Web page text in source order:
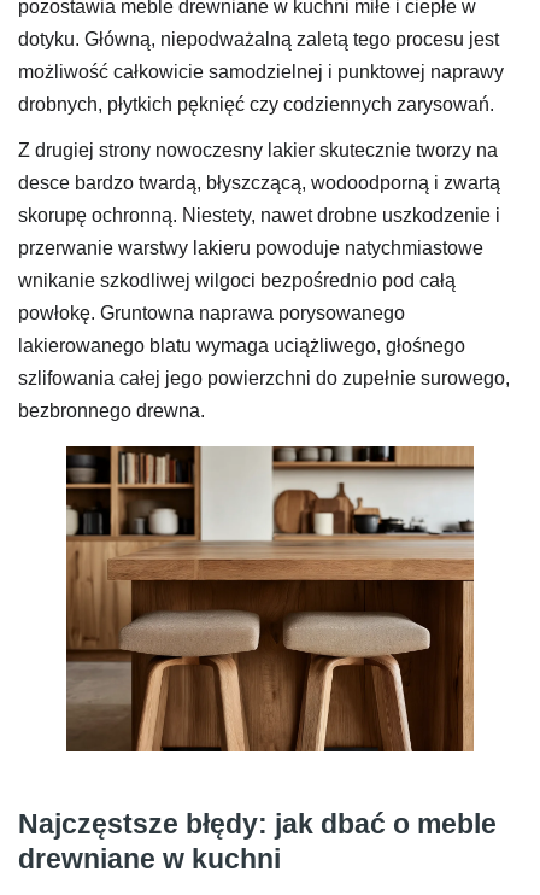
pozostawia meble drewniane w kuchni miłe i ciepłe w
dotyku. Główną, niepodważalną zaletą tego procesu jest
możliwość całkowicie samodzielnej i punktowej naprawy
drobnych, płytkich pęknięć czy codziennych zarysowań.
Z drugiej strony nowoczesny lakier skutecznie tworzy na
desce bardzo twardą, błyszczącą, wodoodporną i zwartą
skorupę ochronną. Niestety, nawet drobne uszkodzenie i
przerwanie warstwy lakieru powoduje natychmiastowe
wnikanie szkodliwej wilgoci bezpośrednio pod całą
powłokę. Gruntowna naprawa porysowanego
lakierowanego blatu wymaga uciążliwego, głośnego
szlifowania całej jego powierzchni do zupełnie surowego,
bezbronnego drewna.
Najczęstsze błędy: jak dbać o meble
drewniane w kuchni